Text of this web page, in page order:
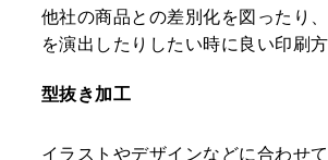
他社の商品との差別化を図ったり
を演出したりしたい時に良い印刷方
型抜き加工
イラストやデザインなどに合わせて